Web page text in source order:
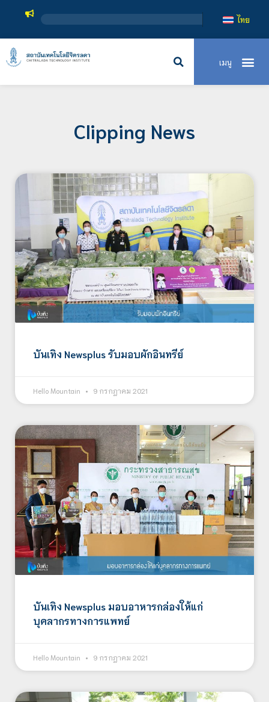
สถาบัน
ไทย
Clipping News
บันเทิง Newsplus รับมอบผักอินทรีย์
Hello Mountain 9 กรกฎาคม 2021
บันเทิง Newsplus มอบอาหารกล่องให้แก่
บุคลากรทางการแพทย์
Hello Mountain 9 กรกฎาคม 2021